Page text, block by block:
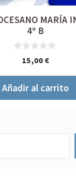
MARÍA
4º B
15,00 €
Añadir al carrito